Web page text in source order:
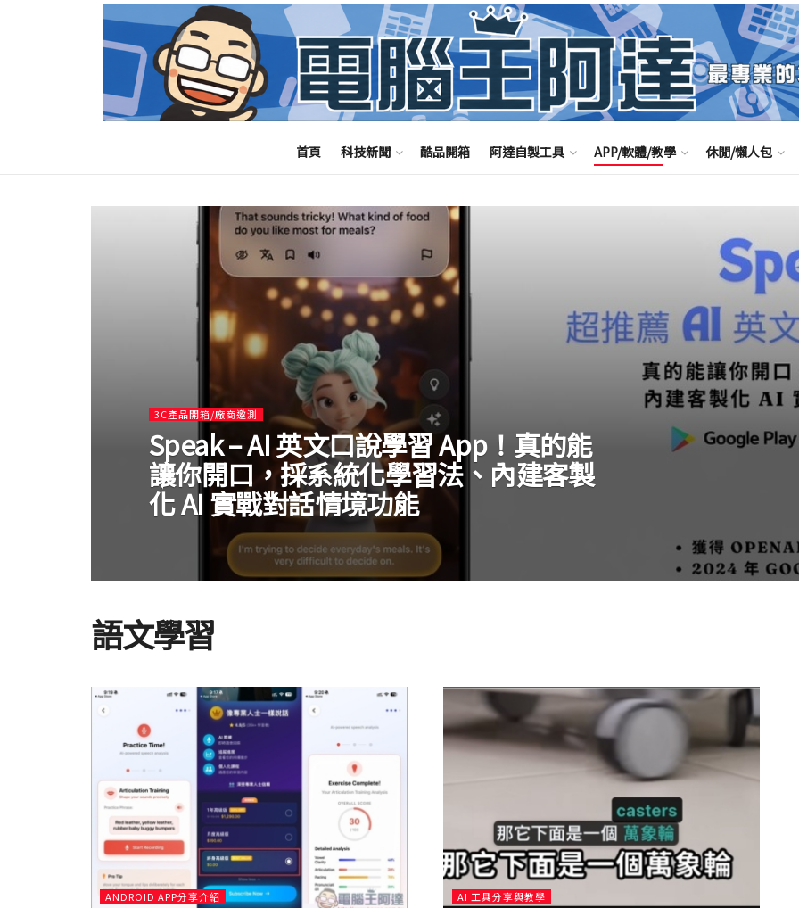
首頁 科技新聞 酷品開箱 阿達自製工具 APP/軟體/教學 休閒/懶人包
3C產品開箱/廠商邀測
Speak – AI 英文口說學習 App！真的能
讓你開口，採系統化學習法、內建客製
化 AI 實戰對話情境功能
語文學習
ANDROID APP分享介紹 AI 工具分享與教學